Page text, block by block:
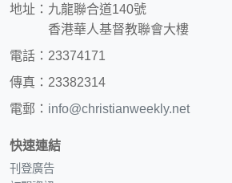
地址：九龍聯合道140號
香港華人基督教聯會大樓
電話：23374171
傳真：23382314
電郵： info@christianweekly.net
快速連結
刊登廣告